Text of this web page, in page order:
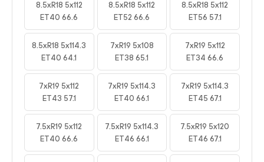
8.5xR18 5x112
ET40 66.6
8.5xR18 5x112
ET52 66.6
8.5xR18 5x112
ET56 57.1
8.5xR18 5x114.3
ET40 64.1
7xR19 5x108
ET38 65.1
7xR19 5x112
ET34 66.6
7xR19 5x112
ET43 57.1
7xR19 5x114.3
ET40 66.1
7xR19 5x114.3
ET45 67.1
7.5xR19 5x112
ET40 66.6
7.5xR19 5x114.3
ET46 66.1
7.5xR19 5x120
ET46 67.1